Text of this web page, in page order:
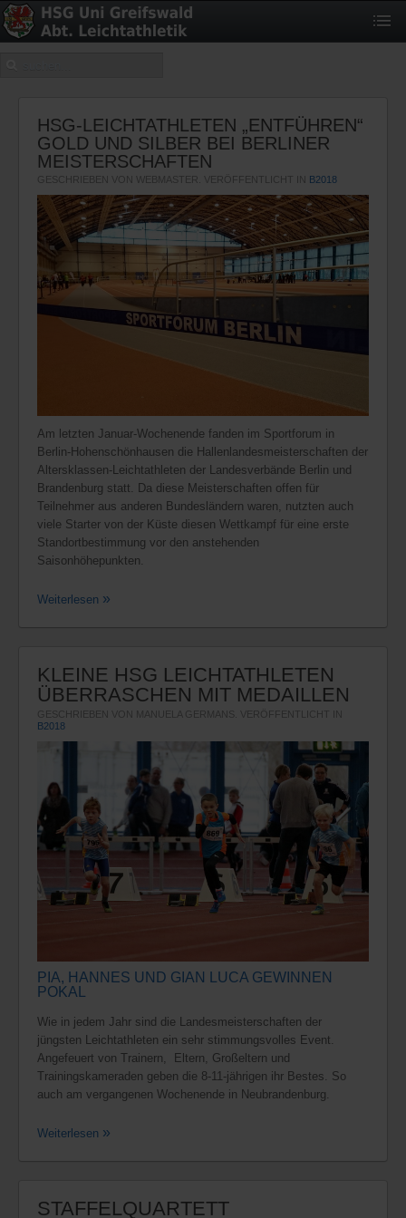
HSG-LEICHTATHLETEN „ENTFÜHREN“
GOLD UND SILBER BEI BERLINER
MEISTERSCHAFTEN
GESCHRIEBEN VON WEBMASTER. VERÖFFENTLICHT IN B2018
Am letzten Januar-Wochenende fanden im Sportforum in
Berlin-Hohenschönhausen die Hallenlandesmeisterschaften der
Altersklassen-Leichtathleten der Landesverbände Berlin und
Brandenburg statt. Da diese Meisterschaften offen für
Teilnehmer aus anderen Bundesländern waren, nutzten auch
viele Starter von der Küste diesen Wettkampf für eine erste
Standortbestimmung vor den anstehenden
Saisonhöhepunkten.
Weiterlesen
KLEINE HSG LEICHTATHLETEN
ÜBERRASCHEN MIT MEDAILLEN
GESCHRIEBEN VON MANUELA GERMANS. VERÖFFENTLICHT IN
B2018
PIA, HANNES UND GIAN LUCA GEWINNEN
POKAL
Wie in jedem Jahr sind die Landesmeisterschaften der
jüngsten Leichtathleten ein sehr stimmungsvolles Event.
Angefeuert von Trainern, Eltern, Großeltern und
Trainingskameraden geben die 8-11-jährigen ihr Bestes. So
auch am vergangenen Wochenende in Neubrandenburg.
Weiterlesen
STAFFELQUARTETT